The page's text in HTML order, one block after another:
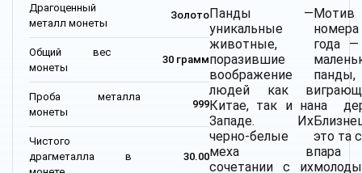
Драгоценный
металл монеты
Золото
Общий вес
монеты
30 грамм
Проба металла
монеты
999
Чистого
драгметалла в
30.00
Панды —
уникальные
животные,
поразившие
воображение
людей как в
Китае, так и на
Западе. Их
черно-белые
меха в
сочетании с их
Мотив
номера
года
панды,
на
это та
пара